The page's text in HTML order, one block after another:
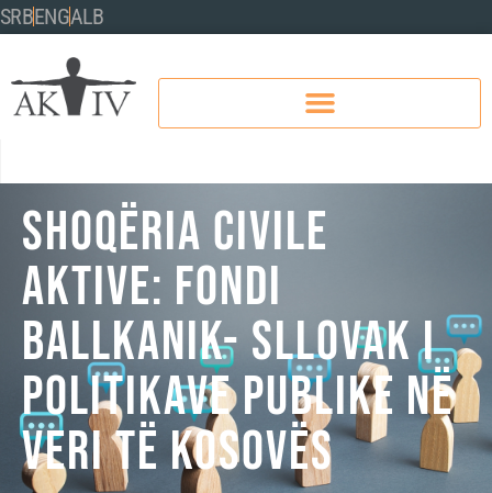
SRBENGALB
SHOQËRIA CIVILE
AKTIVE: FONDI
BALLKANIK- SLLOVAK I
POLITIKAVE PUBLIKE NË
VERI TË KOSOVËS